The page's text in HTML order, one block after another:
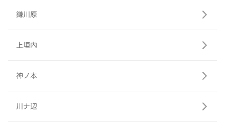
鎌川原
上垣内
神ノ本
川ナ辺